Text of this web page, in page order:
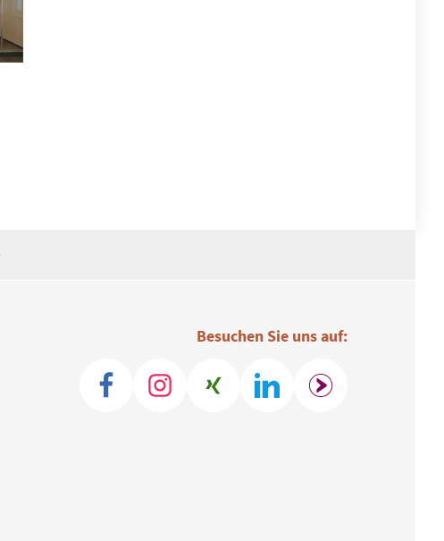
Besuchen Sie uns auf: